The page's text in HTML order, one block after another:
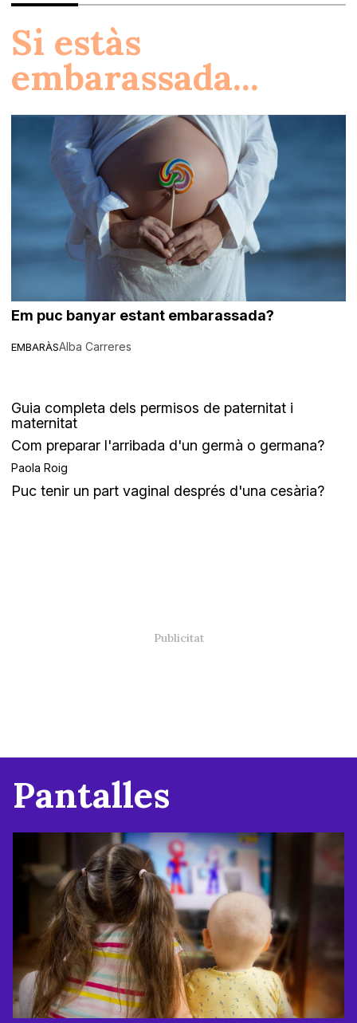
Si estàs
embarassada...
EMBARÀS
Em puc banyar estant embarassada?
Alba Carreres
Guia completa dels permisos de paternitat i
maternitat
Com preparar l'arribada d'un germà o germana?
Paola Roig
Puc tenir un part vaginal després d'una cesària?
Pantalles